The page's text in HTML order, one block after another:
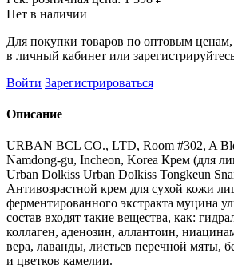
Нет в наличии
Для покупки товаров по оптовым
в личный кабинет или
Войти Зарегистрироваться
Описание
URBAN BCL CO., LTD, Room #302, A
Namdong-gu, Incheon, Korea Крем (для
Urban Dolkiss Urban Dolkiss Tongkeun
Антивозрастной крем для сухой кожи
ферментированного экстракта муцина
состав входят такие вещества, как:
коллаген, аденозин, аллантоин,
вера, лаванды, листьев перечной мяты,
и цветков камелии.